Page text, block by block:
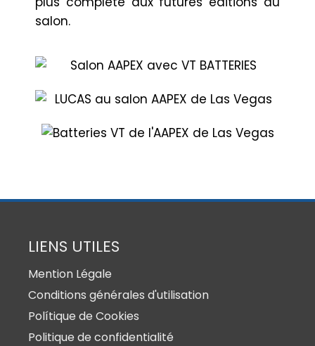
salon.
LIENS UTILES
Mention Légale
Conditions générales d'utilisation
Polítique de Cookies
Politique de confidentialité